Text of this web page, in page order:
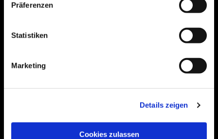
Präferenzen
Statistiken
Marketing
Details zeigen
Cookies zulassen
Bitte akzeptieren Sie Marketing-Cookies,
Accept cookies